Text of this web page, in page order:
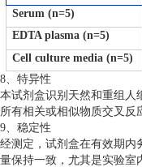
Serum (n=5)
EDTA plasma (n=5)
Cell culture media (n=5)
8、特异性
本试剂盒识别天然和重组人
所有相关或相似物质交叉反
9、稳定性
经测定，试剂盒在有效期内
量保持一致，尤其是实验室